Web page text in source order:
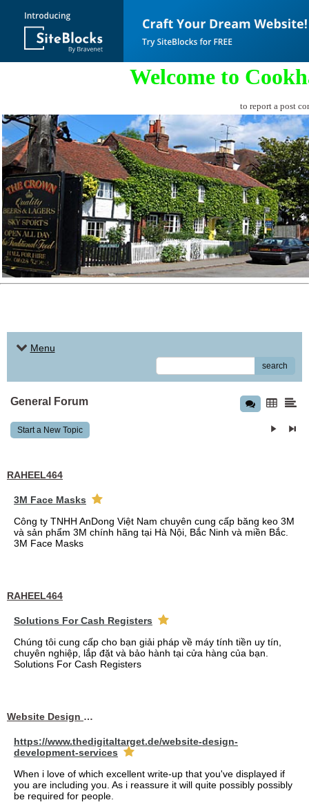
Welcome to
to report a post
Menu
search
General Forum
Start a New Topic
RAHEEL464
3M Face Masks
Công ty TNHH AnDong Việt Nam chuyên cung cấp băng keo 3M
và sản phẩm 3M chính hãng tại Hà Nội, Bắc Ninh và miền Bắc.
3M Face Masks
RAHEEL464
Solutions For Cash Registers
Chúng tôi cung cấp cho bạn giải pháp về máy tính tiền uy tín,
chuyên nghiệp, lắp đặt và bảo hành tại cửa hàng của bạn.
Solutions For Cash Registers
Website Design Services berin
https://www.thedigitaltarget.de/website-design-
development-services
When i love of which excellent write-up that you've displayed if
you are including you. As i reassure it will quite possibly possibly
be required for people.